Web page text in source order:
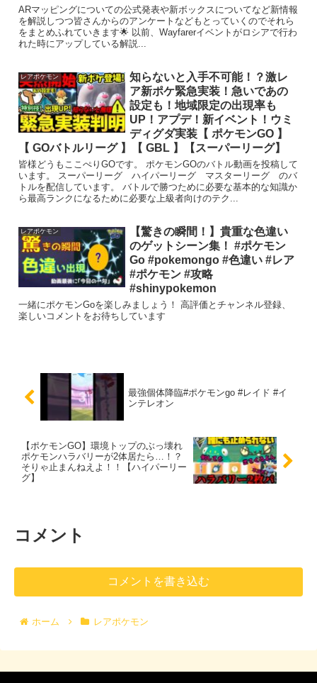
ARマッピングについての公式発表や新ボックスについてなど新情報
を解説しつつ皆さんからのアンケートなどもとっていくのでそれら
をまとめふれていきます🌟 以前、Wayfarerイベントがロシアで行わ
れた時にアップしている解説...
レアポケモン
知らないと入手不可能！？激レ
ア新ポケ緊急実装！急いであの
設定も！地域限定の出現率も
UP！アプデ！新イベント！ウミ
ディグダ実装【 ポケモンGO 】
【 GOバトルリーグ 】【 GBL 】【スーパーリーグ】
皆様どうもここぺりGOです。 ポケモンGOのバトル動画を投稿して
います。 スーパーリーグ ハイパーリーグ マスターリーグ のバ
トルを配信しています。 バトルで勝つために必要な基本的な知識か
ら最高ランクになるために必要な上級者向けのテク...
レアポケモン
【驚きの瞬間！】貴重な色違い
のゲットシーン集！ #ポケモン
Go #pokemongo #色違い #レア
#ポケモン #攻略
#shinypokemon
一緒にポケモンGoを楽しみましょう！ 高評価とチャンネル登録、
楽しいコメントをお待ちしています
最強個体降臨#ポケモンgo #レイド #イ
ンテレオン
【ポケモンGO】環境トップのぶっ壊れ
ポケモンハラバリーが2体居たら…！？
そりゃ止まんねえよ！！【ハイパーリー
グ】
コメント
コメントを書き込む
ホーム レアポケモン